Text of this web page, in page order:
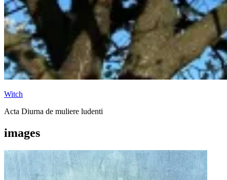
Witch
Acta Diurna de muliere ludenti
images